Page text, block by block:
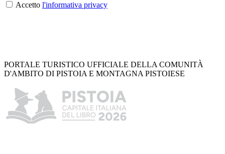
Accetto l'informativa privacy
PORTALE TURISTICO UFFICIALE DELLA COMUNITÀ
D'AMBITO DI PISTOIA E MONTAGNA PISTOIESE